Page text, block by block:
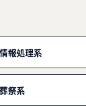
報処理系
祭系